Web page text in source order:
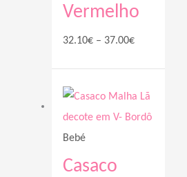
Vermelho
32.10€ – 37.00€
Bebé
Casaco
range:
32.10€